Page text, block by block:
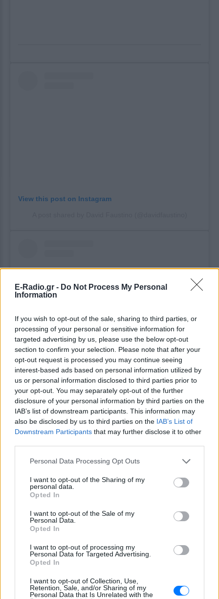
E-Radio.gr - Do Not Process My Personal
Information
If you wish to opt-out of the sale, sharing to third parties, or
processing of your personal or sensitive information for
targeted advertising by us, please use the below opt-out
section to confirm your selection. Please note that after your
opt-out request is processed you may continue seeing
interest-based ads based on personal information utilized by
us or personal information disclosed to third parties prior to
your opt-out. You may separately opt-out of the further
disclosure of your personal information by third parties on the
IAB’s list of downstream participants. This information may
also be disclosed by us to third parties on the IAB’s List of
Downstream Participants that may further disclose it to other
Personal Data Processing Opt Outs
I want to opt-out of the Sharing of my
personal data.
Opted In
I want to opt-out of the Sale of my
Personal Data.
Opted In
I want to opt-out of processing my
Personal Data for Targeted Advertising.
Opted In
I want to opt-out of Collection, Use,
Retention, Sale, and/or Sharing of my
Personal Data that Is Unrelated with the
View this post on Instagram
View this post on Instagram
A post shared by David Faustino (@davidfaustino)
[ΠΗΓΗ]